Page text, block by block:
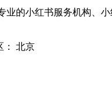
业的小红书服务机构、
北京